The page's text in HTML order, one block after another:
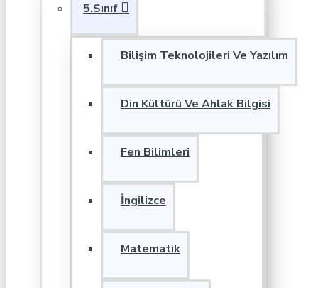
5.Sınıf
Bilişim Teknolojileri Ve Yazılım
Din Kültürü Ve Ahlak Bilgisi
Fen Bilimleri
İngilizce
Matematik